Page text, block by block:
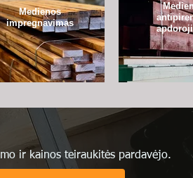
Medienos
impregnavimas
ir kainos teiraukitės pardavėjo.